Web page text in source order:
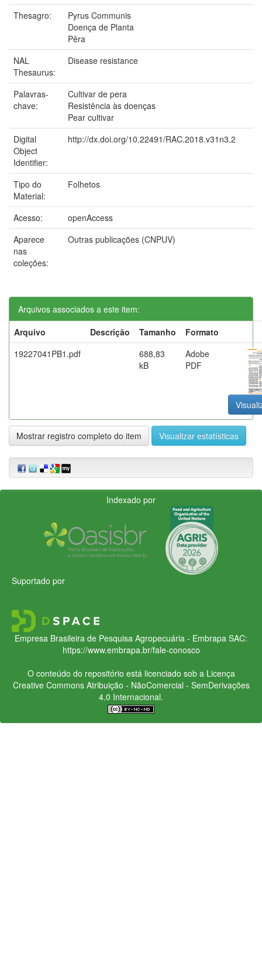
Thesagro:
Pyrus Communis
Doença de Planta
Pêra
NAL
Thesaurus:
Disease resistance
Palavras-
chave:
Cultivar de pera
Resistência às doenças
Pear cultivar
Digital
Object
Identifier:
http://dx.doi.org/10.22491/RAC.2018.v31n3.2
Tipo do
Material:
Folhetos
Acesso:
openAccess
Aparece
nas
coleções:
Outras publicações (CNPUV)
Arquivos associados a este item:
Arquivo
Descrição Tamanho
Formato
19227041PB1.pdf
688,83
kB
Adobe
PDF
Mostrar registro completo do item Visualizar estatísticas
Indexado por
Suportado por
Empresa Brasileira de Pesquisa Agropecuária - Embrapa SAC:
https://www.embrapa.br/fale-conosco
O conteúdo do repositório está licenciado sob a Licença
Creative CommonsAtribuição - NãoComercial - SemDerivações
4.0 Internacional.